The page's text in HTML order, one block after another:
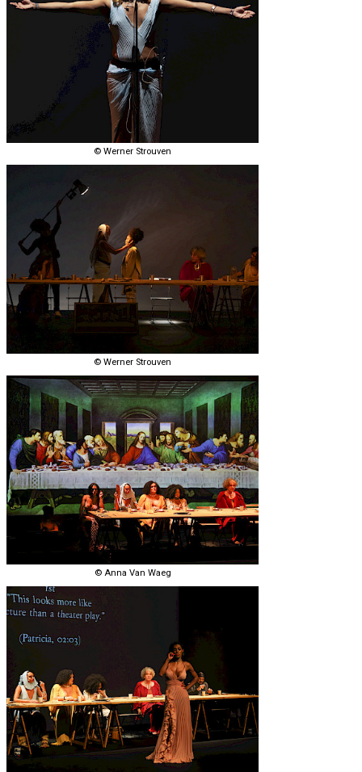
© Werner Strouven
© Werner Strouven
© Anna Van Waeg